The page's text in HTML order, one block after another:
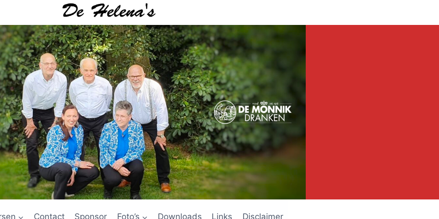
Contact Sponsor Foto’s Downloads Links Disclaimer